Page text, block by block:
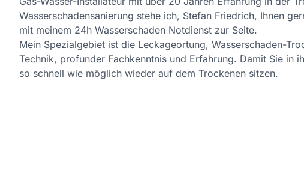
Wasserschadensanierung stehe ich, Stefan Friedrich, Ihnen
mit meinem 24h Wasserschaden Notdienst zur Seite.
Mein Spezialgebiet ist die Leckageortung, Wasserschaden-
Technik, profunder Fachkenntnis und Erfahrung. Damit Sie in
so schnell wie möglich wieder auf dem Trockenen sitzen.